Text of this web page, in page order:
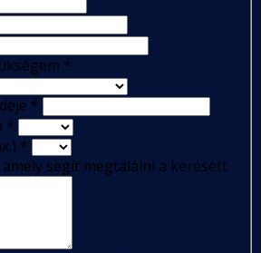
*
*
*
*
segít megtalálni a keresett